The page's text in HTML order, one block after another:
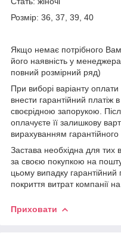
Розмір: 36, 37, 39, 40
Якщо немає потрібного Вам
його наявність у
повний розмірний ряд)
При виборі варіанту
внести гарантійний платіж
своєрідною запорукою.
оплачуєте її залишкову
вирахуванням гарантійного
Застава необхідна для тих
за своєю покупкою на
цьому випадку гарантійний
покриття витрат компанії
Приховати